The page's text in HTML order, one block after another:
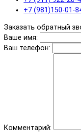
+7 (981)150-01-
Заказать обратный
Ваше имя:
Ваш телефон:
Комментарий: